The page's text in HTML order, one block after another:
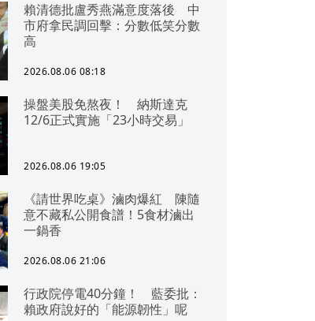
賴清德批盧秀燕滿意度落後 中
市府拿民調回擊：分數低笑分數
高
2026.08.06 08:18
操盤美股免熬夜！ 納斯達克
12/6正式實施「23小時交易」
2026.08.06 19:05
《請世界吃桌》滷肉爆紅 陳隨
意不藏私公開食譜！5食材滷出
一鍋香
2026.08.06 21:06
行政院停電40分鐘！ 藍委批：
賴政府說好的「能源韌性」呢